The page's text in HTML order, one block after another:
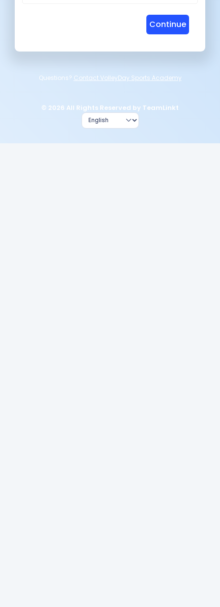
Continue
Questions? Contact VolleyDay Sports Academy
© 2026 All Rights Reserved by TeamLinkt